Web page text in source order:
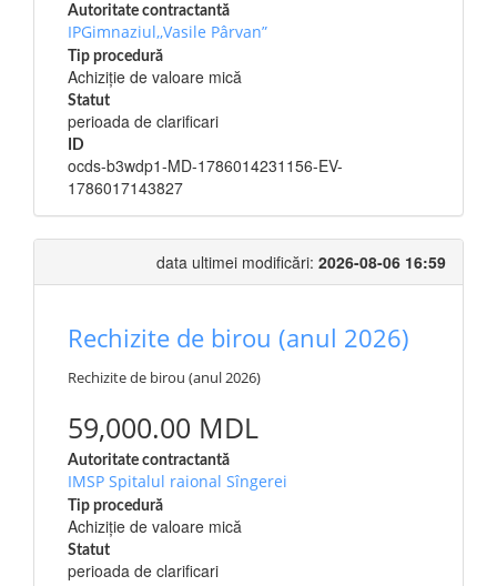
Autoritate contractantă
IPGimnaziul,,Vasile Pârvan”
Tip procedură
Achiziție de valoare mică
Statut
perioada de clarificari
ID
ocds-b3wdp1-MD-1786014231156-EV-
1786017143827
data ultimei modificări: 2026-08-06 16:59
Rechizite de birou (anul 2026)
Rechizite de birou (anul 2026)
59,000.00 MDL
Autoritate contractantă
IMSP Spitalul raional Sîngerei
Tip procedură
Achiziție de valoare mică
Statut
perioada de clarificari